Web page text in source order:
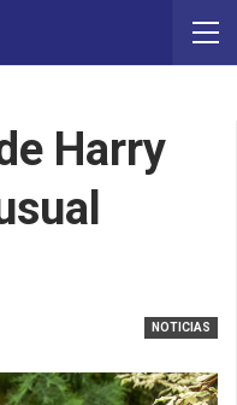
Harry
NOTICIAS